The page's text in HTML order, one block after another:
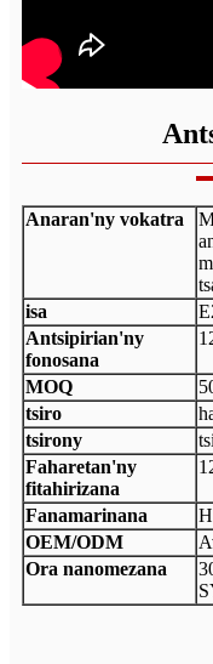
Anaran'ny vokatra
isa
Antsipirian'ny
fonosana
MOQ
tsiro
tsirony
Faharetan'ny
fitahirizana
Fanamarinana
OEM/ODM
Ora nanomezana